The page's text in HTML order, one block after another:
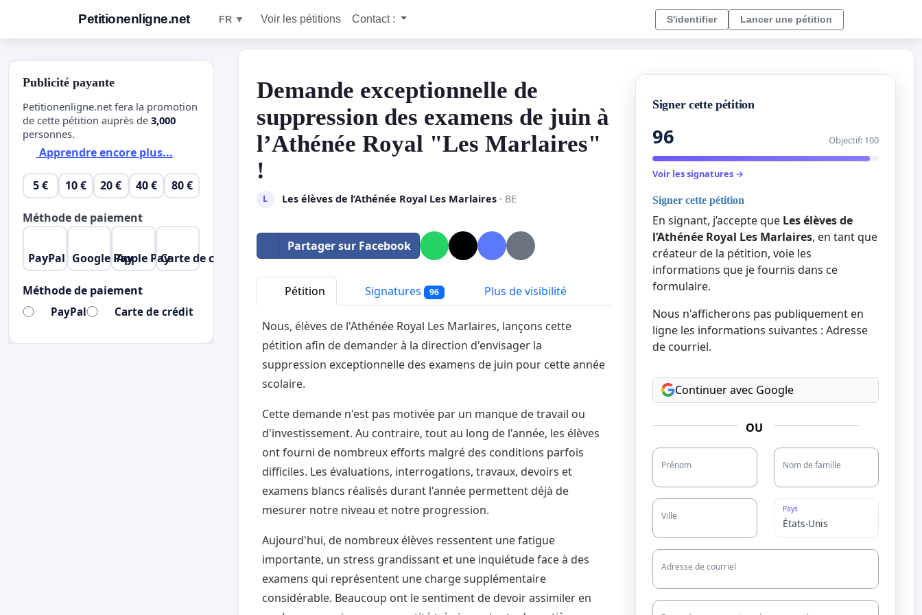
Petitionenligne.net FR ▼ Voir les pétitions Contact : S'identifier Lancer une pétition
Demande exceptionnelle de
suppression des examens de juin à
l’Athénée Royal "Les Marlaires"
!
L Les élèves de l’Athénée Royal Les Marlaires· BE
Partager sur Facebook
Pétition Signatures 96 Plus de visibilité
Nous, élèves de l'Athénée Royal Les Marlaires, lançons cette
pétition afin de demander à la direction d'envisager la
suppression exceptionnelle des examens de juin pour cette année
scolaire.
Cette demande n'est pas motivée par un manque de travail ou
d'investissement. Au contraire, tout au long de l'année, les élèves
ont fourni de nombreux efforts malgré des conditions parfois
difficiles. Les évaluations, interrogations, travaux, devoirs et
examens blancs réalisés durant l'année permettent déjà de
mesurer notre niveau et notre progression.
Aujourd'hui, de nombreux élèves ressentent une fatigue
importante, un stress grandissant et une inquiétude face à des
examens qui représentent une charge supplémentaire
considérable. Beaucoup ont le sentiment de devoir assimiler en
Signer cette pétition
96 Objectif: 100
Voir les signatures →
Signer cette pétition
En signant, j’accepte que Les élèves de
l’Athénée Royal Les Marlaires, en tant que
créateur de la pétition, voie les
informations que je fournis dans ce
formulaire.
Nous n'afficherons pas publiquement en
ligne les informations suivantes : Adresse
de courriel.
Continuer avec Google
OU
Prénom Nom de famille
Ville
Pays
Adresse de courriel
Publicité payante
Petitionenligne.net fera la promotion
de cette pétition auprès de 3,000
personnes.
Apprendre encore plus...
5 € 10 € 20 € 40 € 80 €
Méthode de paiement
PayPal Google PayApple PayCarte de crédit
Méthode de paiement
PayPal Carte de crédit